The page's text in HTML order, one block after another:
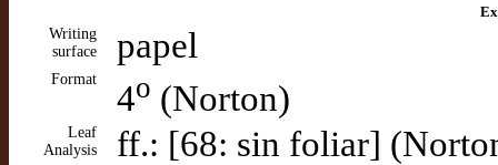
Writing
surface
papel
Format 4o (Norton)
Leaf
Analysis
ff.: [68: sin foliar]